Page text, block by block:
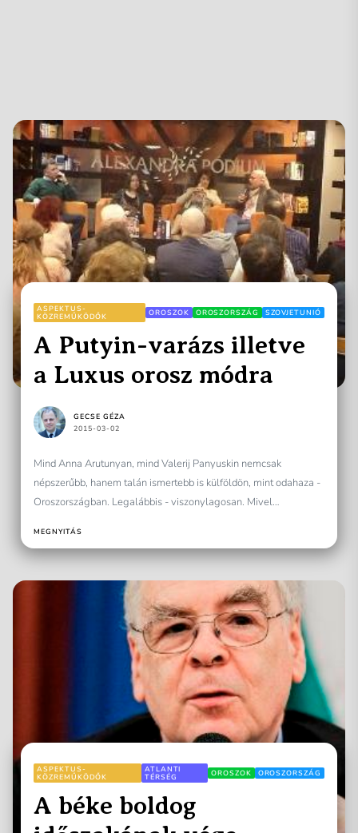
ASPEKTUS-
KÖZREMŰKÖDŐK
OROSZOK OROSZORSZÁG SZOVJETUNIÓ
A Putyin-varázs illetve
a Luxus orosz módra
GECSE GÉZA
2015-03-02
Mind Anna Arutunyan, mind Valerij Panyuskin nemcsak
népszerűbb, hanem talán ismertebb is külföldön, mint odahaza -
Oroszországban. Legalábbis - viszonylagosan. Mivel
MEGNYITÁS
ASPEKTUS-
KÖZREMŰKÖDŐK
ATLANTI
TÉRSÉG
OROSZOK OROSZORSZÁG
A béke boldog